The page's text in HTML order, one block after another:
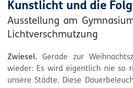
Kunstlicht und die
Ausstellung am
Lichtverschmutzung
Zwiesel. Gerade zur
wieder: Es wird eigentlich nie so
unsere Städte. Diese